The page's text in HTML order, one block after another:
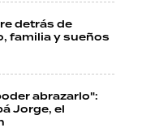
detrás de
familia y sueños
abrazarlo":
Jorge, el